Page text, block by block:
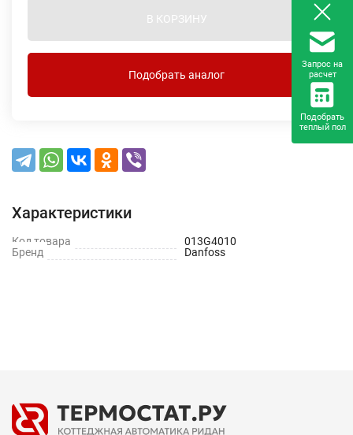
В КОРЗИНУ
Подобрать аналог
Характеристики
Код товара
013G4010
Бренд
Danfoss
Запрос на
расчет
Подобрать
теплый пол